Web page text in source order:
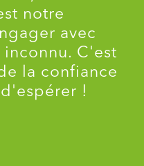
notre
avec
inconnu. C'est
la confiance
!